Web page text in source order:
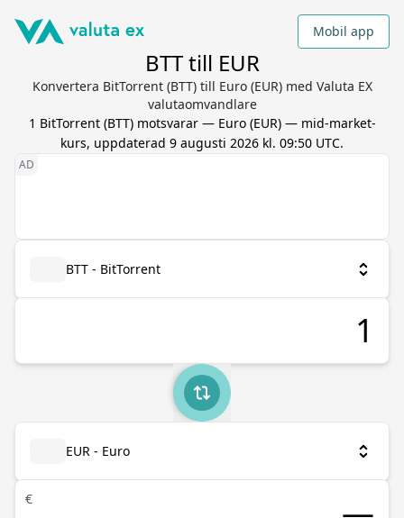
Mobil app
BTT till EUR
Konvertera BitTorrent (BTT) till Euro (EUR) med Valuta EX
valutaomvandlare
1 BitTorrent(BTT) motsvarar — Euro(EUR) — mid-market-
kurs, uppdaterad 9 augusti 2026 kl. 09:50 UTC.
BTT - BitTorrent
EUR - Euro
€